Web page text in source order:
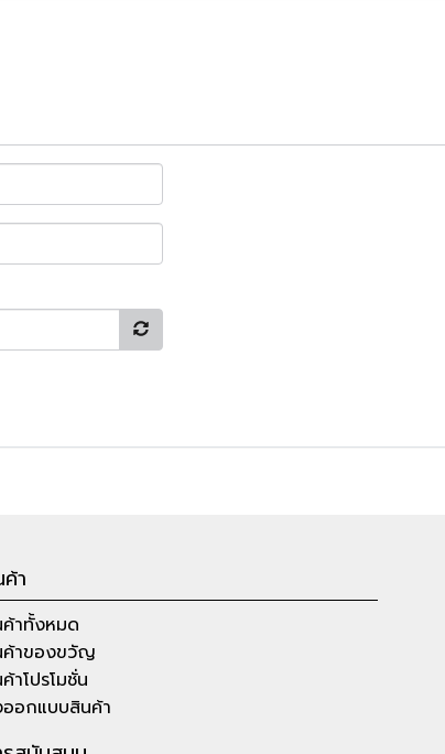
า
าทั้งหมด
ค้าของขวัญ
าโปรโมชั่น
อกแบบสินค้า